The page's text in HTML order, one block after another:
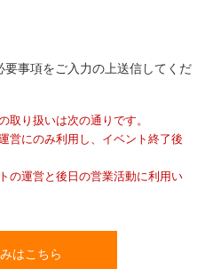
事項をご入力の上送信してくだ
取り扱いは次の通りです。
営にのみ利用し、イベント終了後
の運営と後日の営業活動に利用い
はこちら